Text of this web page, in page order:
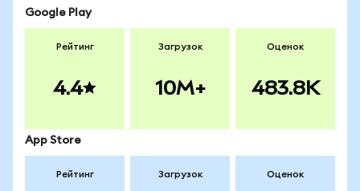
Google Play
Рейтинг
4.4
Загрузок
10M+
Оценок
483.8K
App Store
Рейтинг Загрузок Оценок